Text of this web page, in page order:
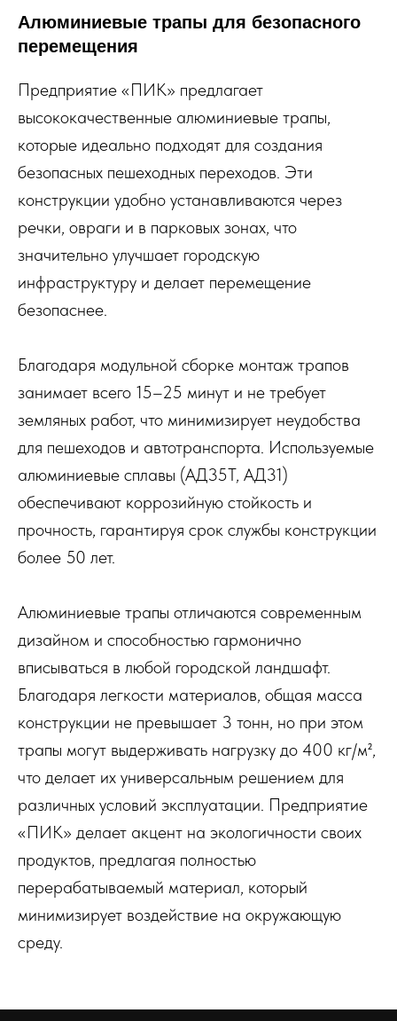
Алюминиевые трапы для безопасного
перемещения
Предприятие «ПИК» предлагает
высококачественные алюминиевые трапы,
которые идеально подходят для создания
безопасных пешеходных переходов. Эти
конструкции удобно устанавливаются через
речки, овраги и в парковых зонах, что
значительно улучшает городскую
инфраструктуру и делает перемещение
безопаснее.
Благодаря модульной сборке монтаж трапов
занимает всего 15–25 минут и не требует
земляных работ, что минимизирует неудобства
для пешеходов и автотранспорта. Используемые
алюминиевые сплавы (АД35Т, АД31)
обеспечивают коррозийную стойкость и
прочность, гарантируя срок службы конструкции
более 50 лет.
Алюминиевые трапы отличаются современным
дизайном и способностью гармонично
вписываться в любой городской ландшафт.
Благодаря легкости материалов, общая масса
конструкции не превышает 3 тонн, но при этом
трапы могут выдерживать нагрузку до 400 кг/м²,
что делает их универсальным решением для
различных условий эксплуатации. Предприятие
«ПИК» делает акцент на экологичности своих
продуктов, предлагая полностью
перерабатываемый материал, который
минимизирует воздействие на окружающую
среду.